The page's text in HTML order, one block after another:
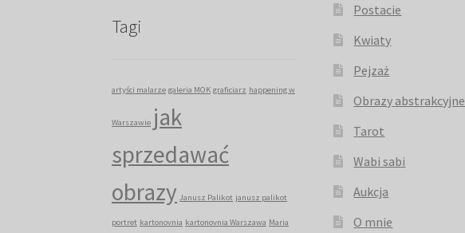
Tagi
artyści malarze galeria MOK graficiarz happening w
Warszawie jak
sprzedawać
obrazy Janusz Palikot janusz palikot
portret kartonovnia kartonovnia Warszawa Maria
Postacie
Kwiaty
Pejzaż
Obrazy abstrakcyjne
Tarot
Wabi sabi
Aukcja
O mnie